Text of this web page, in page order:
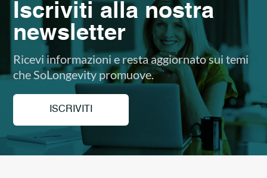
Iscriviti alla nostra
newsletter
Ricevi informazioni e resta aggiornato sui temi
che SoLongevity promuove.
ISCRIVITI